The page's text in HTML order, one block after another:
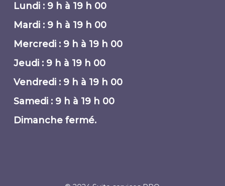
Lundi : 9 h à 19 h 00
Mardi : 9 h à 19 h 00
Mercredi : 9 h à 19 h 00
Jeudi : 9 h à 19 h 00
Vendredi : 9 h à 19 h 00
Samedi : 9 h à 19 h 00
Dimanche fermé.